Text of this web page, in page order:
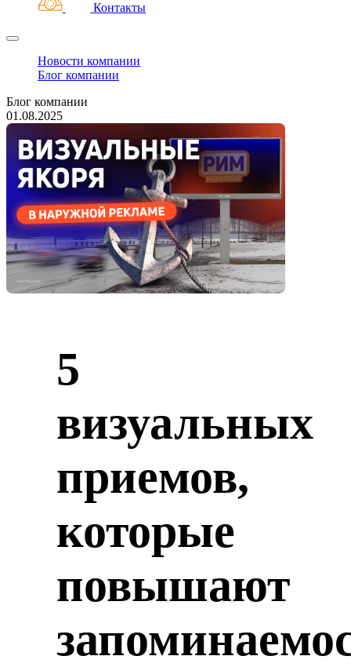
Контакты
Новости компании
Блог компании
Блог компании
01.08.2025
5
визуальных
приемов,
которые
повышают